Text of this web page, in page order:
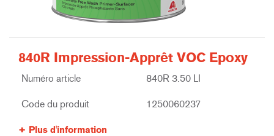
840R Impression-Apprêt VOC Epoxy
Numéro article 840R 3.50 LI
Code du produit 1250060237
Plus d'information